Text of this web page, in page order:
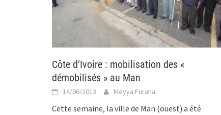
Côte d’Ivoire : mobilisation des «
démobilisés » au Man
14/06/2013 Meyya Furaha
Cette semaine, la ville de Man (ouest) a été